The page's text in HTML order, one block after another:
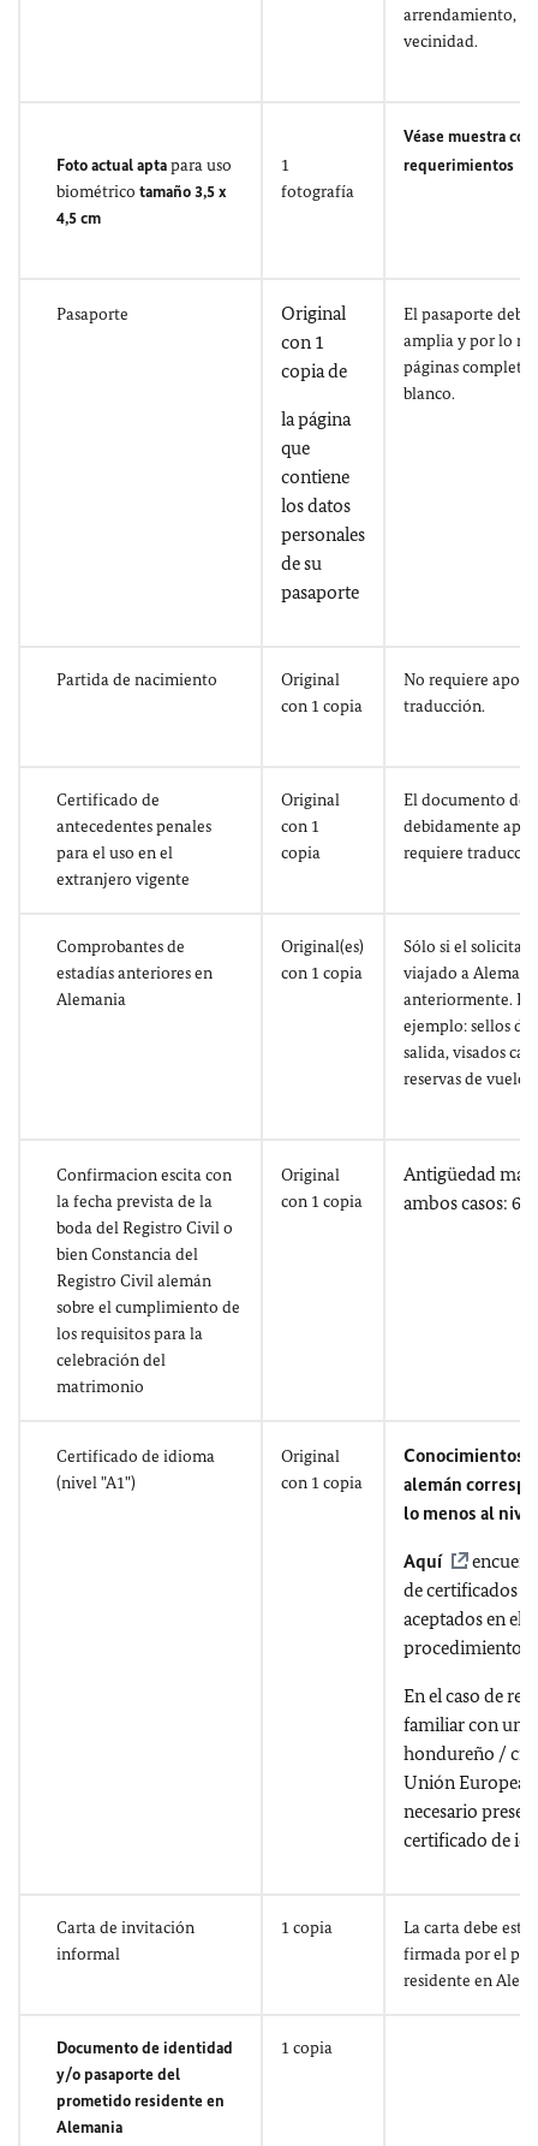
arrendamiento,
vecinidad.
Foto actual aptapara uso
biométrico tamaño 3,5 x
4,5 cm
1
fotografía
Véase muestra
requerimientos
Pasaporte
Original
con 1
copia de
la página
que
contiene
los datos
personales
de su
pasaporte
El pasaporte
amplia y por lo
páginas
blanco.
Partida de nacimiento
Original
con 1 copia
No requiere
traducción.
Certificado de
antecedentes penales
para el uso en el
extranjero vigente
Original
con 1
copia
El documento
debidamente
requiere
Comprobantes de
estadías anteriores en
Alemania
Original(es)
con 1 copia
Sólo si el
viajado a
anteriormente.
ejemplo: sellos de
salida, visados
reservas de vuelo.
Confirmacion escita con
la fecha prevista de la
boda del Registro Civil o
bien Constancia del
Registro Civil alemán
sobre el cumplimiento de
los requisitos para la
celebración del
matrimonio
Original
con 1 copia
Antigüedad
ambos casos: 6
Certificado de idioma
(nivel "A1")
Original
con 1 copia
Conocimientos
alemán
lo menos al
Aquí
de certificados
aceptados en el
procedimiento
En el caso de
familiar con un
hondureño /
Unión Europea
necesario
certificado de
Carta de invitación
informal
1 copia
La carta debe
firmada por el
residente en
Documento de identidad
y/o pasaporte del
prometido residente en
Alemania
1 copia